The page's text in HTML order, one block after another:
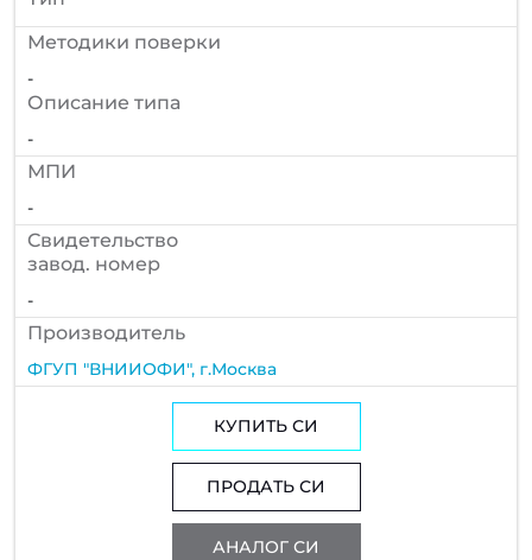
Методики поверки
-
Описание типа
-
МПИ
-
Cвидетельство
завод. номер
-
Производитель
ФГУП "ВНИИОФИ", г.Москва
КУПИТЬ СИ
ПРОДАТЬ СИ
АНАЛОГ СИ